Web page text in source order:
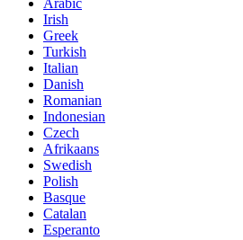
Arabic
Irish
Greek
Turkish
Italian
Danish
Romanian
Indonesian
Czech
Afrikaans
Swedish
Polish
Basque
Catalan
Esperanto